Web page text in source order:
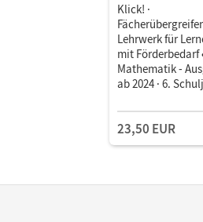
Klick! ·
Lehrwerk für
mit Förderbedarf
Mathematik -
ab 2024 · 6.
Hilfen,
interaktiven
23,50 EUR